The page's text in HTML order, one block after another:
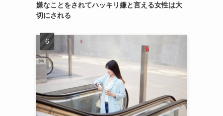
嫌なことをされてハッキリ嫌と言える女性は大
切にされる